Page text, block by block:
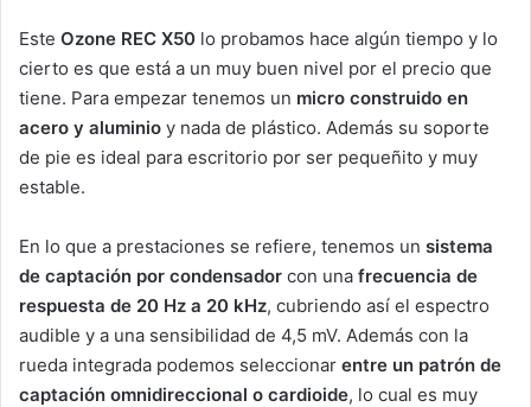
Este Ozone REC X50 lo probamos hace algún tiempo y lo
cierto es que está a un muy buen nivel por el precio que
tiene. Para empezar tenemos un micro construido en
acero y aluminio y nada de plástico. Además su soporte
de pie es ideal para escritorio por ser pequeñito y muy
estable.
En lo que a prestaciones se refiere, tenemos un sistema
de captación por condensador con una frecuencia de
respuesta de 20 Hz a 20 kHz, cubriendo así el espectro
audible y a una sensibilidad de 4,5 mV. Además con la
rueda integrada podemos seleccionar entre un patrón de
captación omnidireccional o cardioide, lo cual es muy